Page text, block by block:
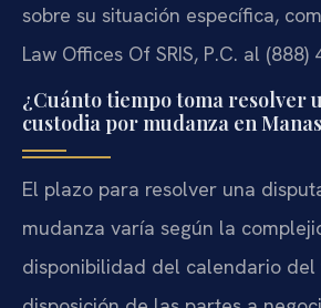
sobre su situación específica,
Law Offices Of SRIS, P.C. al (888)
¿Cuánto tiempo toma resolver
custodia por mudanza en
El plazo para resolver una
mudanza varía según la
disponibilidad del calendario